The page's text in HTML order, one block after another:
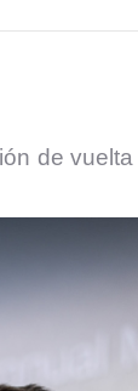
de